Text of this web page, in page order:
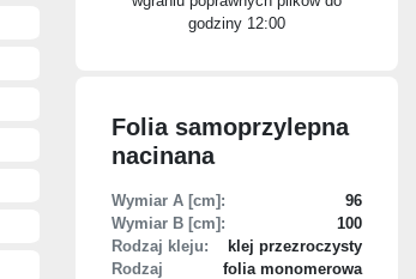
godziny 12:00
Folia samoprzylepna
nacinana
Wymiar A [cm]:
96
Wymiar B [cm]:
100
Rodzaj kleju:
klej przezroczysty
Rodzaj
folia monomerowa